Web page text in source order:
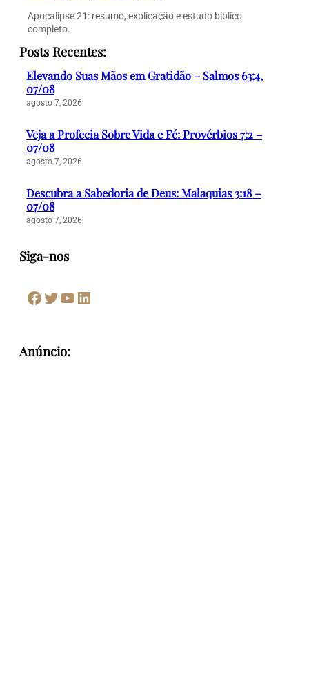
Apocalipse 21: resumo, explicação e estudo bíblico
completo.
Posts Recentes:
Elevando Suas Mãos em Gratidão – Salmos 63:4,
07/08
agosto 7, 2026
Veja a Profecia Sobre Vida e Fé: Provérbios 7:2 –
07/08
agosto 7, 2026
Descubra a Sabedoria de Deus: Malaquias 3:18 –
07/08
agosto 7, 2026
Siga-nos
Facebook Twitter Youtube LinkedIn
Anúncio: